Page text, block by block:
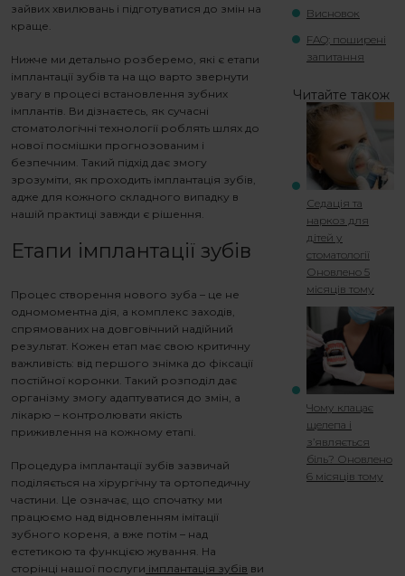
зайвих хвилювань і підготуватися до змін на
краще.
Нижче ми детально розберемо, які є етапи
імплантації зубів та на що варто звернути
увагу в процесі встановлення зубних
імплантів. Ви дізнаєтесь, як сучасні
стоматологічні технології роблять шлях до
нової посмішки прогнозованим і
безпечним. Такий підхід дає змогу
зрозуміти, як проходить імплантація зубів
адже для кожного складного випадку в
нашій практиці завжди є рішення.
Етапи імплантації зубів
Процес створення нового зуба – це не
одномоментна дія, а комплекс заходів,
спрямованих на довговічний надійний
результат. Кожен етап має свою критичну
важливість: від першого знімка до фіксації
постійної коронки. Такий розподіл дає
організму змогу адаптуватися до змін, а
лікарю – контролювати якість
приживлення на кожному етапі.
Процедура імплантації зубів зазвичай
поділяється на хірургічну та ортопедичну
частини. Це означає, що спочатку ми
працюємо над відновленням імітації
зубного кореня, а вже потім – над
естетикою та функцією жування. На
сторінці нашої послуги імплантація зубів ви
Висновок
FAQ: поширені
запитання
Читайте також
Седація та
наркоз для
дітей у
стоматології
Оновлено 5
місяців тому
Чому клацає
щелепа і
з’являється
біль? Оновлено
6 місяців тому